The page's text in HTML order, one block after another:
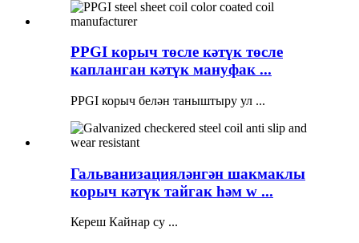
PPGI корыч төсле кәтүк төсле
капланган кәтүк мануфак ...
PPGI корыч белән таныштыру ул ...
Гальванизацияләнгән шакмаклы
корыч кәтүк тайгак һәм w ...
Кереш Кайнар су ...